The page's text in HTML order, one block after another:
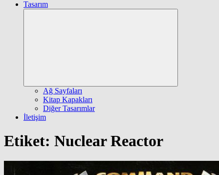
Tasarım
Ağ Sayfaları
Kitap Kapakları
Diğer Tasarımlar
İletişim
Etiket: Nuclear Reactor